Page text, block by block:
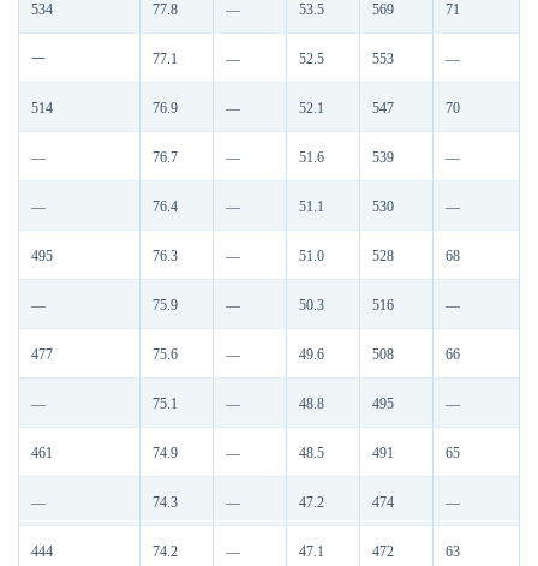
534 77.8 — 53.5 569 71
一 77.1 — 52.5 553 —
514 76.9 — 52.1 547 70
— 76.7 — 51.6 539 —
— 76.4 — 51.1 530 —
495 76.3 — 51.0 528 68
— 75.9 — 50.3 516 —
477 75.6 — 49.6 508 66
— 75.1 — 48.8 495 —
461 74.9 — 48.5 491 65
— 74.3 — 47.2 474 —
444 74.2 — 47.1 472 63